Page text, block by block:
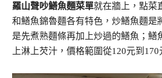
羅山聲吵鱔魚麵菜單就在牆上，點菜
和鱔魚錦魯麵各有特色，炒鱔魚麵是
是先煮熟麵條再加上炒過的鱔魚；鱔
上淋上芡汁，價格範圍從120元到170